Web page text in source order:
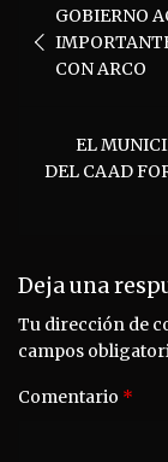
de
entradas
GOBIERNO
CON ARCO
EL
DEL CAAD
Deja una
Tu dirección de
campos
Comentario *